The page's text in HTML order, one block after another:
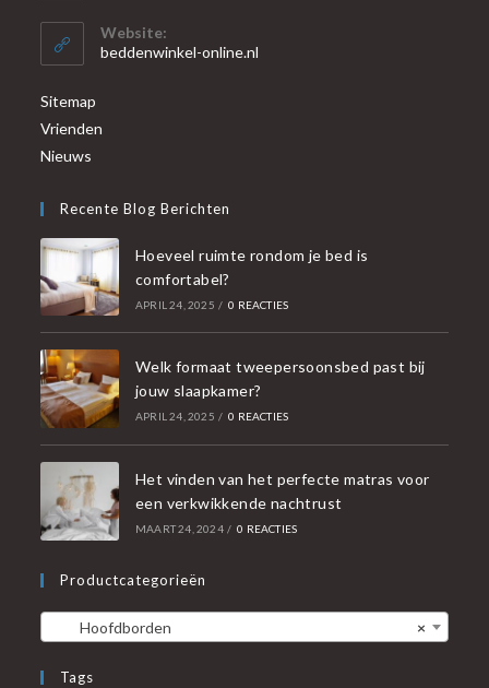
Website:
beddenwinkel-online.nl
Sitemap
Vrienden
Nieuws
Recente Blog Berichten
Hoeveel ruimte rondom je bed is
comfortabel?
APRIL 24, 2025 / 0 REACTIES
Welk formaat tweepersoonsbed past bij
jouw slaapkamer?
APRIL 24, 2025 / 0 REACTIES
Het vinden van het perfecte matras voor
een verkwikkende nachtrust
MAART 24, 2024 / 0 REACTIES
Productcategorieën
×
Hoofdborden
Tags